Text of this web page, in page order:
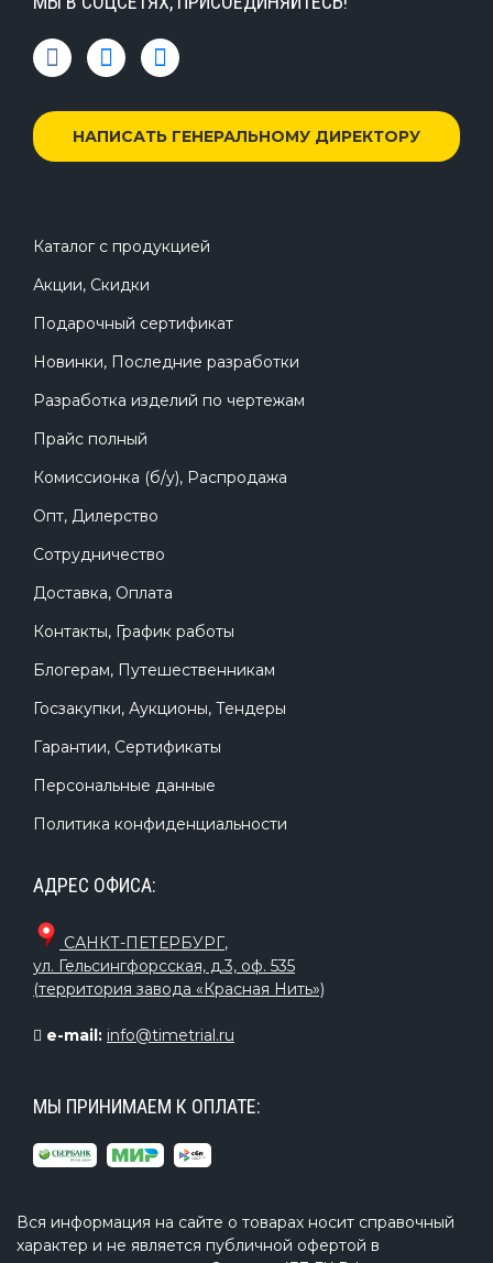
НАПИСАТЬ ГЕНЕРАЛЬНОМУ ДИРЕКТОРУ
Каталог с продукцией
Акции, Скидки
Подарочный сертификат
Новинки, Последние разработки
Разработка изделий по чертежам
Прайс полный
Комиссионка (б/у), Распродажа
Опт, Дилерство
Сотрудничество
Доставка, Оплата
Контакты, График работы
Блогерам, Путешественникам
Госзакупки, Аукционы, Тендеры
Гарантии, Сертификаты
Персональные данные
Политика конфиденциальности
АДРЕС ОФИСА:
САНКТ-ПЕТЕРБУРГ,
ул. Гельсингфорсская, д.3, оф. 535
(территория завода «Красная Нить»)
e-mail: info@timetrial.ru
МЫ ПРИНИМАЕМ К ОПЛАТЕ:
Вся информация на сайте о товарах носит справочный
характер и не является публичной офертой в